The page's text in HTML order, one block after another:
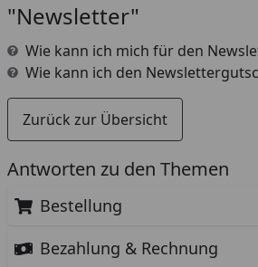
Antworten zu den Themen
Bestellung
Bezahlung & Rechnung
"Newsletter"
Wie kann ich mich für den
Wie kann ich den
Zurück zur Übersicht